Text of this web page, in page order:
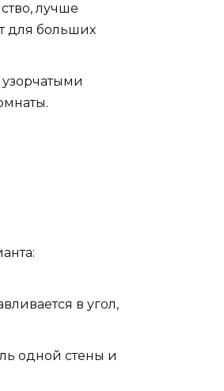
лучше
для больших
в угол,
одной стены и